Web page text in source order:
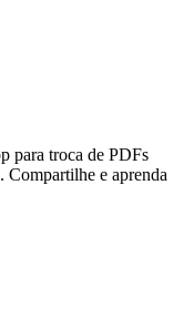
para troca de PDFs
Compartilhe e aprenda